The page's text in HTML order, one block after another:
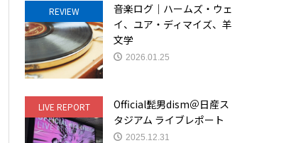
REVIEW
音楽ログ｜ハームズ・ウェ
イ、ユア・ディマイズ、羊
文学
2026.01.25
LIVE REPORT
Official髭男dism＠日産ス
タジアム ライブレポート
2025.12.31